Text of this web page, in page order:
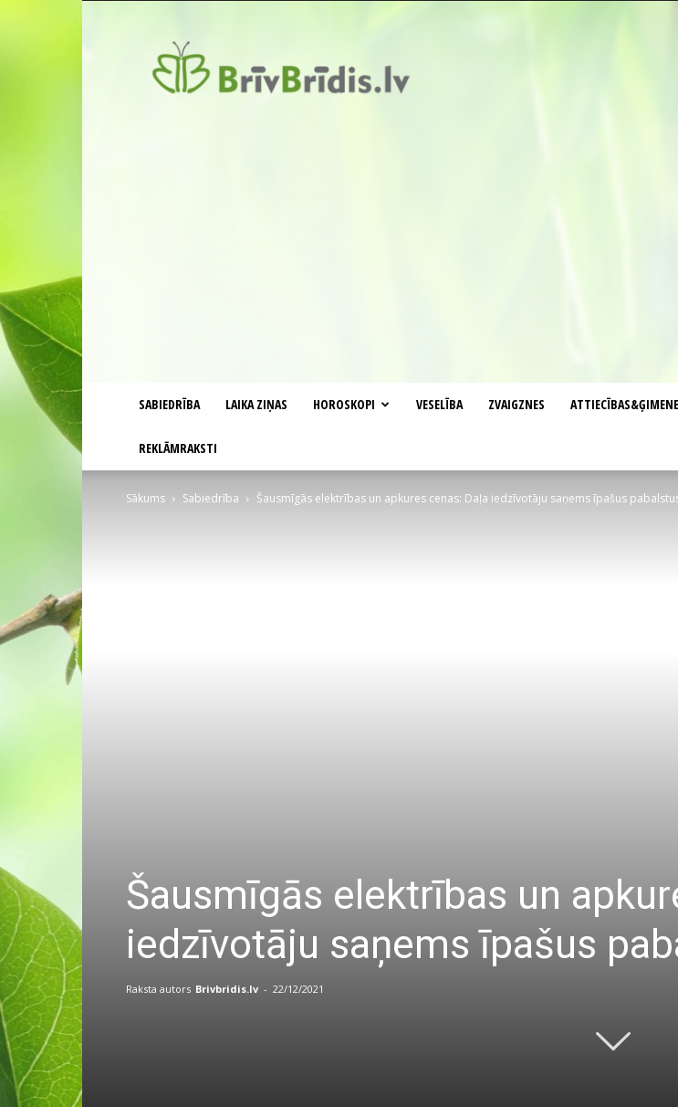
SABIEDRĪBA LAIKA ZIŅAS HOROSKOPI VESELĪBA ZVAIGZNES ATTIECĪBAS&ĢIMENE
REKLĀMRAKSTI
Sākums Sabiedrība Šausmīgās elektrības un apkures cenas: Daļa iedzīvotāju saņems īpašus
Šausmīgās elektrības un
iedzīvotāju saņems īpašus
Raksta autors Brivbridis.lv - 22/12/2021